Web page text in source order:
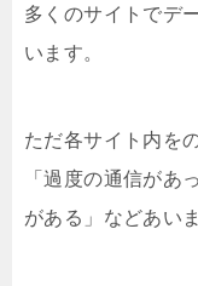
多くのサイトでデ
います。
ただ各サイト内を
「過度の通信があ
がある」などあい